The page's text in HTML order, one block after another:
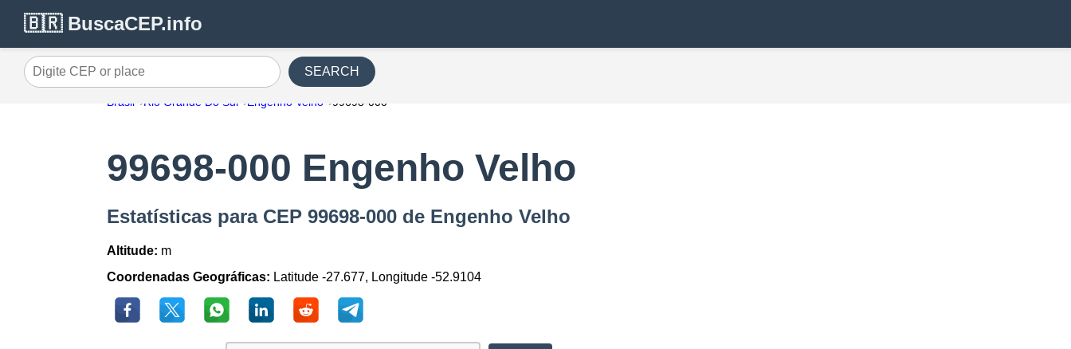
🇧🇷 BuscaCEP.info
Digite CEP or place SEARCH
Brasil Rio Grande Do Sul Engenho Velho 99698-000
99698-000 Engenho Velho
Estatísticas para CEP 99698-000 de Engenho Velho
Altitude: m
Coordenadas Geográficas: Latitude -27.677, Longitude -52.9104